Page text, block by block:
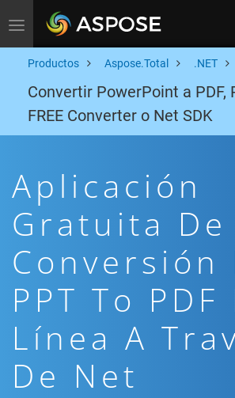
Toggle navigation
Productos Aspose.Total .NET
Convertir PowerPoint a PDF,
FREE Converter o Net SDK
Aplicación
Gratuita De
Conversión
PPT To PDF
Línea A
De Net